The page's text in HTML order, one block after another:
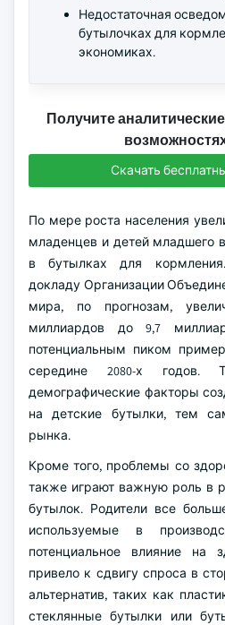
Недостаточная
бутылочках для
экономиках.
Получите
Скачать
По мере роста населения
младенцев и детей младшего
в бутылках для
докладу Организации
мира, по прогнозам,
миллиардов до 9,7
потенциальным пиком
середине 2080-х годов.
демографические факторы
на детские бутылки, тем
рынка.
Кроме того, проблемы со
также играют важную роль в
бутылок. Родители все
используемые в
потенциальное влияние на
привело к сдвигу спроса в
альтернатив, таких как
стеклянные бутылки или